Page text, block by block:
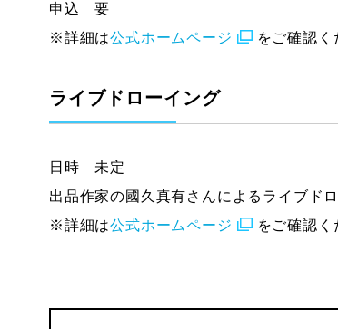
申込 要
※詳細は公式ホームページ をご確認く
ライブドローイング
日時 未定
出品作家の國久真有さんによるライブド
※詳細は公式ホームページ をご確認く